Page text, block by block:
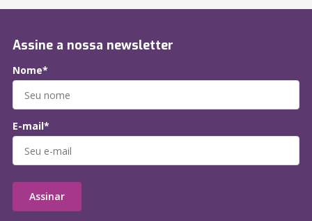
Assine a nossa newsletter
Nome*
E-mail*
Assinar